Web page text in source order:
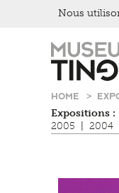
Hauptnavigation
HOME
Expositions :
2005
2004
Nous